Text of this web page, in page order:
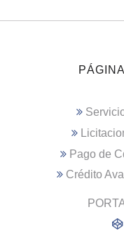
Pago de
Crédito